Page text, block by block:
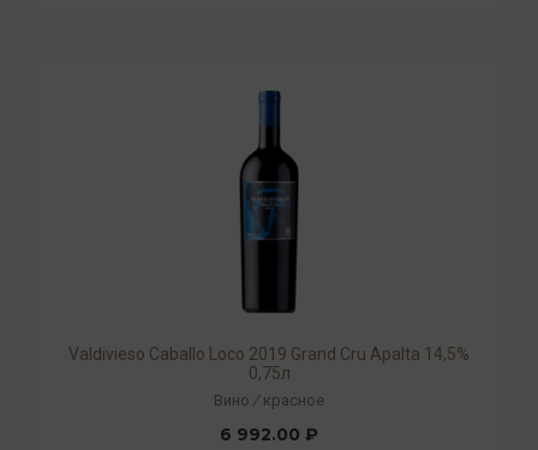
Valdivieso Caballo Loco 2019 Grand Cru Apalta 14,5%
0,75л
Вино / красное
6 992.00 ₽